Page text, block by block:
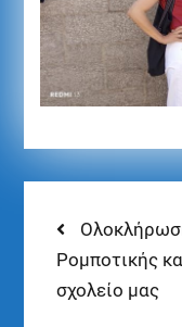
Ρομποτικής
σχολείο μας